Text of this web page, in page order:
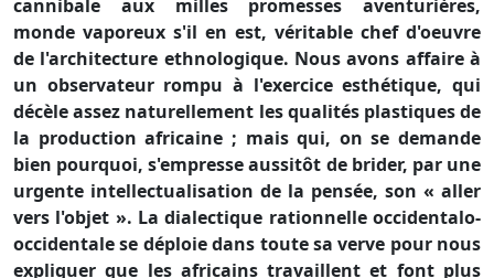
cannibale aux milles promesses aventurières,
monde vaporeux s'il en est, véritable chef d'oeuvre
de l'architecture ethnologique. Nous avons affaire à
un observateur rompu à l'exercice esthétique, qui
décèle assez naturellement les qualités plastiques de
la production africaine ; mais qui, on se demande
bien pourquoi, s'empresse aussitôt de brider, par une
urgente intellectualisation de la pensée, son « aller
vers l'objet ». La dialectique rationnelle occidentalo-
occidentale se déploie dans toute sa verve pour nous
expliquer que les africains travaillent et font plus